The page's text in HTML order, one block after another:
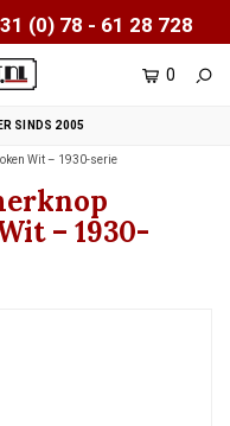
(0) 78 - 61 28 728
0
SINDS 2005
Wit – 1930-serie
– 1930-